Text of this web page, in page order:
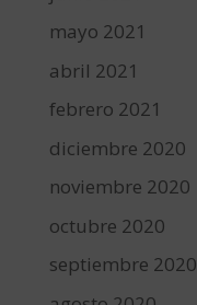
mayo 2021
abril 2021
febrero 2021
diciembre 2020
noviembre 2020
octubre 2020
septiembre 2020